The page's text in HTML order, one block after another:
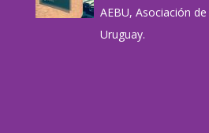
AEBU, Asociación
Uruguay.